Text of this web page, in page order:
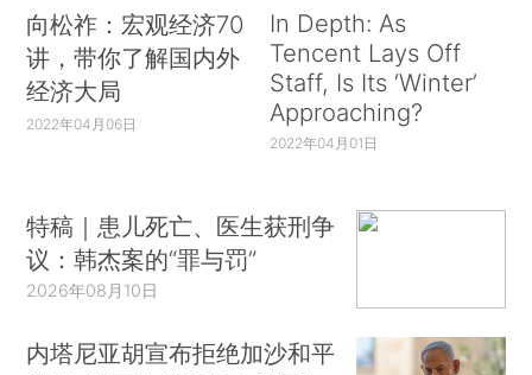
向松祚：宏观经济70
讲，带你了解国内外
经济大局
2022年04月06日
In Depth: As
Tencent Lays Off
Staff, Is Its ‘Winter’
Approaching?
2022年04月01日
特稿｜患儿死亡、医生获刑争
议：韩杰案的“罪与罚”
2026年08月10日
内塔尼亚胡宣布拒绝加沙和平